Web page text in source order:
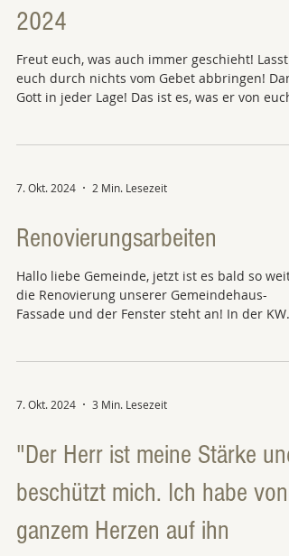
2024
Freut euch, was auch immer geschieht! Lasst
euch durch nichts vom Gebet abbringen!
Gott in jeder Lage! Das ist es, was er von
7. Okt. 2024 2 Min. Lesezeit
Renovierungsarbeiten
Hallo liebe Gemeinde, jetzt ist es bald so weit,
die Renovierung unserer Gemeindehaus-
Fassade und der Fenster steht an! In der KW
7. Okt. 2024 3 Min. Lesezeit
"Der Herr ist meine Stärke und
beschützt mich. Ich habe von
ganzem Herzen auf ihn